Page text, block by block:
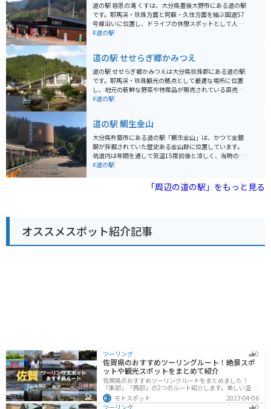
道の駅 慈恩の滝 くすは、大分県豊後大野市にある道の駅
です。耶馬渓・玖珠方面と阿蘇・久住方面を結ぶ国道57
号線沿いに位置し、ドライブの休憩スポットとして人気
です。 周辺には、日本の滝百選にも選ばれている慈恩の
スポットが点在しています。 特産品販売所では、地元で
採れた新鮮な野菜や果物をはじめ、ジビエ料理や、豊後
大野市のブランド牛「おおいた豊後牛」を使った商品な
ど、お土産に最適なものが販売されています。また、併
設のレストランでは、だんご汁などの郷土料理や、ソフ
て駐車できます。ツーリングの休憩場所として、ぜひ立
ち寄ってみてください。
#道の駅
道の駅 せせらぎ郷かみつえ
道の駅 せせらぎ郷かみつえは大分県玖珠郡にある道の駅
です。耶馬渓・玖珠観光の拠点として最適な場所に位置
し、地元の新鮮な野菜や特産品が販売されている直売
所、玖珠川のせせらぎを聞きながら食事ができるレスト
ができます。周辺には、日本名水百選に選ばれた「清水
湧水」や、日本の滝百選に選ばれた「震動の滝」など、
自然豊かな観光スポットも点在しており、バイクで巡る
のに最適なエリアです。 道の駅では、玖珠町の特産品で
ある「豊後牛」を使った料理や、「ゆず胡椒」を使った
#道の駅
道の駅 鯛生金山
大分県杵築市にある道の駅「鯛生金山」は、かつて金銀
銅が採掘されていた歴史ある金山跡に位置しています。
坑道内は年間を通して気温15度前後と涼しく、当時の様
子を再現したジオラマや採掘の様子を学べる資料館な
山砂金どり」は、子どもから大人まで楽しめる人気のア
憩場所としても最適です。
#道の駅
「周辺の道の駅」をもっと見る
オススメスポット紹介記事
ツーリング 0
佐賀県のおすすめツーリングルート！絶景スポ
ットや観光スポットをまとめて紹介
佐賀県のおすすめツーリングルートをまとめました！
「東部」「西部」の2つのルート紹介します。美しい温泉
地や古墳群、歴史ある城や神社仏閣など、バイクツーリ
ングに適したスポットが多数存在し、様々な楽しみ方が
モトスポット
2023-04-06
ツーリング
0